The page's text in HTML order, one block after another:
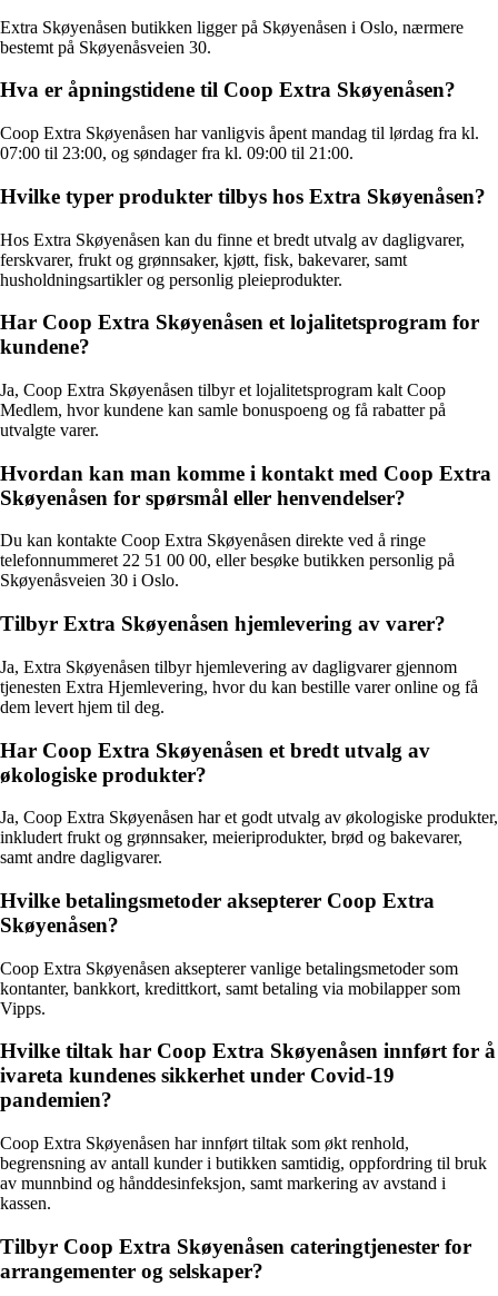
Extra Skøyenåsen butikken ligger på Skøyenåsen i Oslo, nærmere
bestemt på Skøyenåsveien 30.
Hva er åpningstidene til Coop Extra Skøyenåsen?
Coop Extra Skøyenåsen har vanligvis åpent mandag til lørdag fra kl.
07:00 til 23:00, og søndager fra kl. 09:00 til 21:00.
Hvilke typer produkter tilbys hos Extra Skøyenåsen?
Hos Extra Skøyenåsen kan du finne et bredt utvalg av dagligvarer,
ferskvarer, frukt og grønnsaker, kjøtt, fisk, bakevarer, samt
husholdningsartikler og personlig pleieprodukter.
Har Coop Extra Skøyenåsen et lojalitetsprogram for
kundene?
Ja, Coop Extra Skøyenåsen tilbyr et lojalitetsprogram kalt Coop
Medlem, hvor kundene kan samle bonuspoeng og få rabatter på
utvalgte varer.
Hvordan kan man komme i kontakt med Coop Extra
Skøyenåsen for spørsmål eller henvendelser?
Du kan kontakte Coop Extra Skøyenåsen direkte ved å ringe
telefonnummeret 22 51 00 00, eller besøke butikken personlig på
Skøyenåsveien 30 i Oslo.
Tilbyr Extra Skøyenåsen hjemlevering av varer?
Ja, Extra Skøyenåsen tilbyr hjemlevering av dagligvarer gjennom
tjenesten Extra Hjemlevering, hvor du kan bestille varer online og få
dem levert hjem til deg.
Har Coop Extra Skøyenåsen et bredt utvalg av
økologiske produkter?
Ja, Coop Extra Skøyenåsen har et godt utvalg av økologiske produkter,
inkludert frukt og grønnsaker, meieriprodukter, brød og bakevarer,
samt andre dagligvarer.
Hvilke betalingsmetoder aksepterer Coop Extra
Skøyenåsen?
Coop Extra Skøyenåsen aksepterer vanlige betalingsmetoder som
kontanter, bankkort, kredittkort, samt betaling via mobilapper som
Vipps.
Hvilke tiltak har Coop Extra Skøyenåsen innført for å
ivareta kundenes sikkerhet under Covid-19
pandemien?
Coop Extra Skøyenåsen har innført tiltak som økt renhold,
begrensning av antall kunder i butikken samtidig, oppfordring til bruk
av munnbind og hånddesinfeksjon, samt markering av avstand i
kassen.
Tilbyr Coop Extra Skøyenåsen cateringtjenester for
arrangementer og selskaper?